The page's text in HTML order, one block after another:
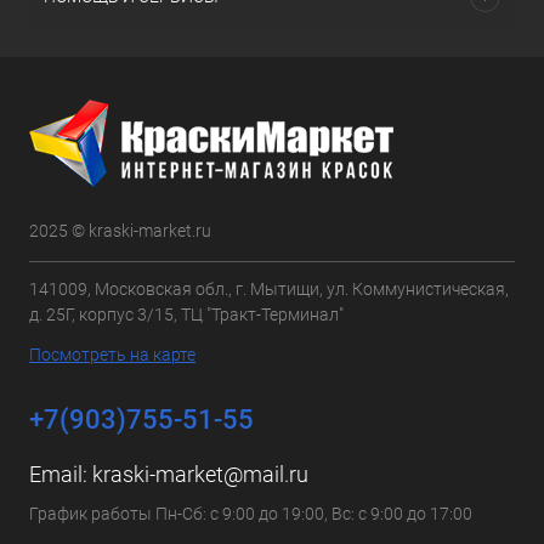
2025 © kraski-market.ru
141009, Московская обл., г. Мытищи, ул. Коммунистическая,
д. 25Г, корпус 3/15, ТЦ "Тракт-Терминал"
Посмотреть на карте
+7(903)755-51-55
Email: kraski-market@mail.ru
График работы Пн-Сб: с 9:00 до 19:00, Вс: с 9:00 до 17:00